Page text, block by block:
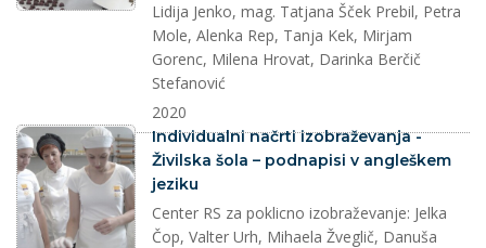
Lidija Jenko, mag. Tatjana Šček Prebil, Petra
Mole, Alenka Rep, Tanja Kek, Mirjam
Gorenc, Milena Hrovat, Darinka Berčič
Stefanović
2020
splet
Individualni načrti izobraževanja -
Živilska šola – podnapisi v angleškem
jeziku
Center RS za poklicno izobraževanje: Jelka
Čop, Valter Urh, Mihaela Žveglič, Danuša